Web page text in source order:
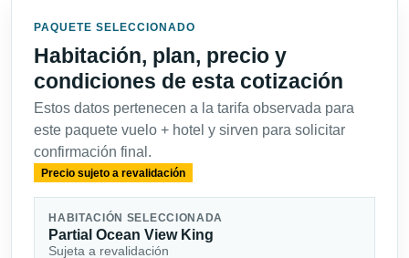
PAQUETE SELECCIONADO
Habitación, plan, precio y
condiciones de esta cotización
Estos datos pertenecen a la tarifa observada para
este paquete vuelo + hotel y sirven para solicitar
confirmación final.
Precio sujeto a revalidación
HABITACIÓN SELECCIONADA
Partial Ocean View King
Sujeta a revalidación